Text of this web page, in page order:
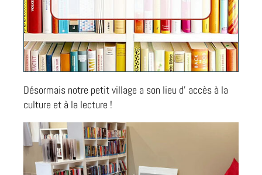
Désormais notre petit village a son lieu d’ accès à la
culture et à la lecture !